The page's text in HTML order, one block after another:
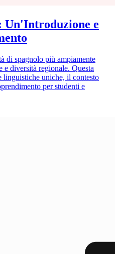
Un'Introduzione e
di spagnolo più ampiamente
diversità regionale. Questa
linguistiche uniche, il contesto
per studenti e